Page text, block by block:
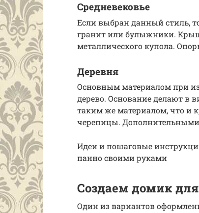
Средневековье
Если выбран данный стиль,
гранит или булыжники.
металлического купола.
Деревня
Основным материалом при
дерево. Основание делают в
таким же материалом, что и
черепицы. Дополнительными
Идеи и пошаговые
панно своими руками
Создаем домик
Один из вариантов